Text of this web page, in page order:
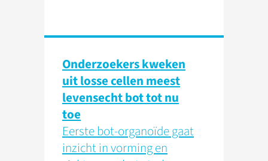
Onderzoekers kweken
uit losse cellen meest
levensecht bot tot nu
toe
Eerste bot-organoïde gaat
inzicht in vorming en